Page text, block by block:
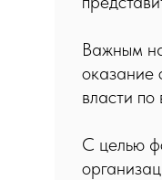
Важным
оказание
власти
С целью